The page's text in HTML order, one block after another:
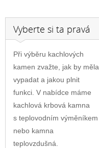
Vyberte si ta pravá
Při výběru kachlových
kamen zvažte, jak by měla
vypadat a jakou plnit
funkci. V nabídce máme
kachlová krbová kamna
s teplovodním výměníkem
nebo kamna
teplovzdušná.